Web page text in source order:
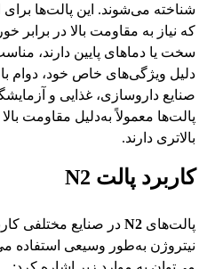
شناخته می‌شوند. این پالت‌ها
که نیاز به مقاومت بالا در برابر
سخت یا دماهای پایین دارند،
دلیل ویژگی‌های خاص خود، دوام
صنایع داروسازی، غذایی و
پالت‌ها معمولاً به‌دلیل مقاومت
بالاتری دارند.
کاربرد پالت
پالت‌هایN2 در صنایع مختلفی
نیتروژن به‌طور وسیعی استفاده